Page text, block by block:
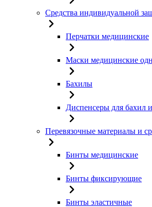
Средства индивидуальной
Перчатки медицинские
Маски медицинские
Бахилы
Диспенсеры для бахил
Перевязочные материалы и
Бинты медицинские
Бинты фиксирующие
Бинты эластичные